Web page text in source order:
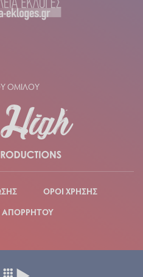
ΟΜΙΛΟΥ
ΟΡΟΙ ΧΡΗΣΗΣ
ΑΠΟΡΡΗΤΟΥ